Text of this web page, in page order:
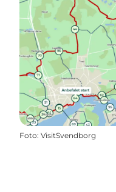
Foto: VisitSvendborg